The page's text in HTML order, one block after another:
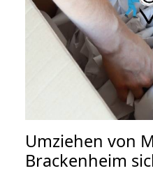
Umziehen von
Brackenheim